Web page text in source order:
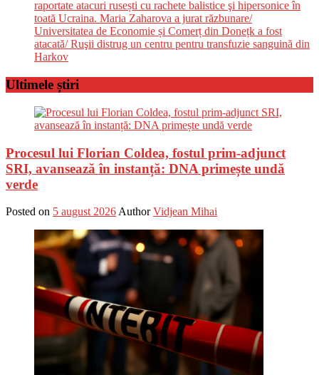
raportate atacuri rusești cu rachete balistice şi hipersonice în
toată Ucraina. Maria Zaharova a jurat răzbunare/
Universitatea de Economie și Comerț din Donețk a fost
atacată/ Ruşii distrug un centru pentru transfuzie sanguină din
Harkov
Ultimele știri
Procesul lui Florian Coldea, fostul prim-adjunct
SRI, avansează în instanță: DNA primește undă
verde
Posted on 5 august 2026 Author Vidjean Mihai